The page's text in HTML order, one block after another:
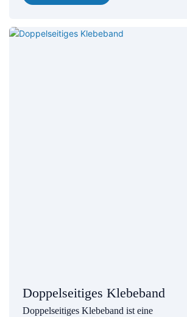
Doppelseitiges Klebeband
Doppelseitiges Klebeband ist eine